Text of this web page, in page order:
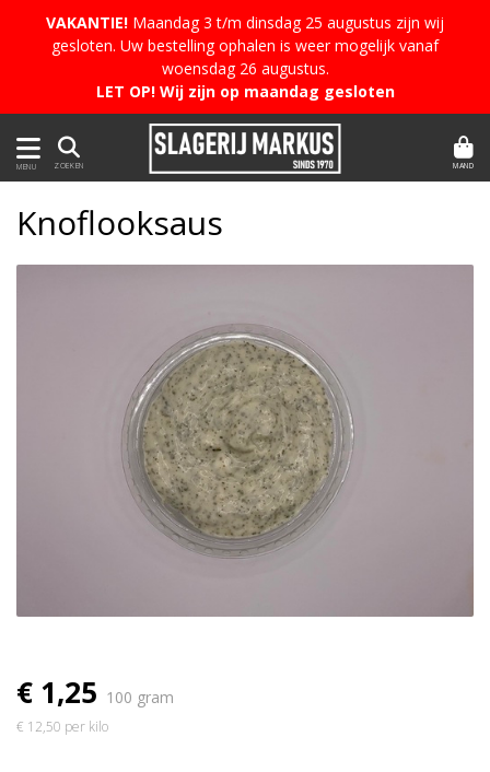
VAKANTIE! Maandag 3 t/m dinsdag 25 augustus zijn wij
gesloten. Uw bestelling ophalen is weer mogelijk vanaf
woensdag 26 augustus.
LET OP! Wij zijn op maandag gesloten
MENU ZOEKEN MAND
Knoflooksaus
€ 1,25 100 gram
€ 12,50 per kilo